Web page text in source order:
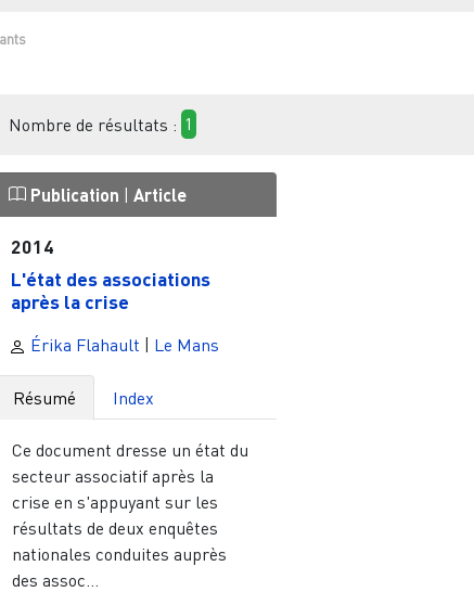
Nombre de résultats : 1
Publication | Article
2014
L'état des associations
après la crise
Érika Flahault | Le Mans
Résumé Index
Ce document dresse un état du
secteur associatif après la
crise en s'appuyant sur les
résultats de deux enquêtes
nationales conduites auprès
des assoc...